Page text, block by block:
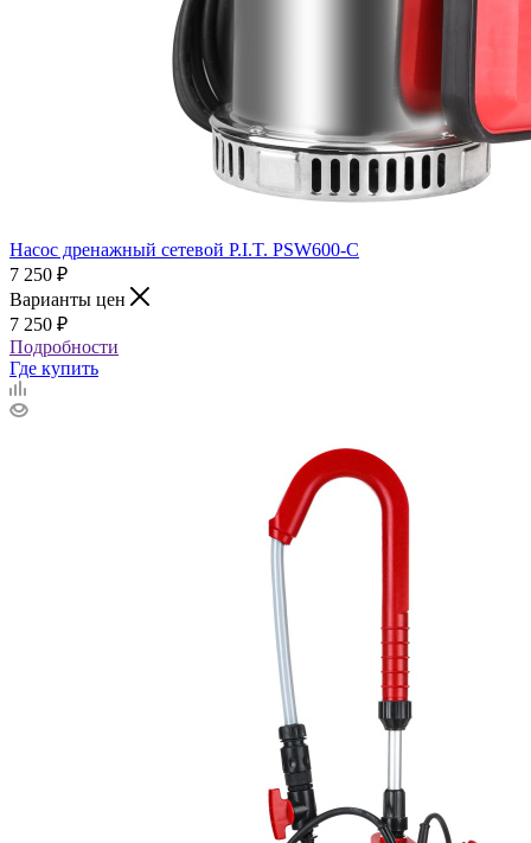
Насос дренажный сетевой P.I.T. PSW600-C
7 250 ₽
Варианты цен
7 250 ₽
Подробности
Где купить